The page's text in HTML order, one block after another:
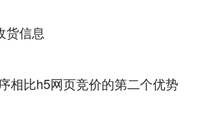
货信息
相比h5网页竞价的第二个优势